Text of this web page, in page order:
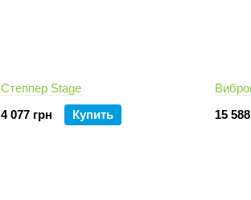
Степпер Stage
4 077 грн
Купить
15